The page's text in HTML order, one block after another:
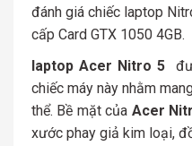
đánh giá chiếc laptop
cấp Card GTX 1050 4GB.
laptop Acer Nitro 5
chiếc máy này nhằm
thể. Bề mặt của Acer
xước phay giả kim loại,